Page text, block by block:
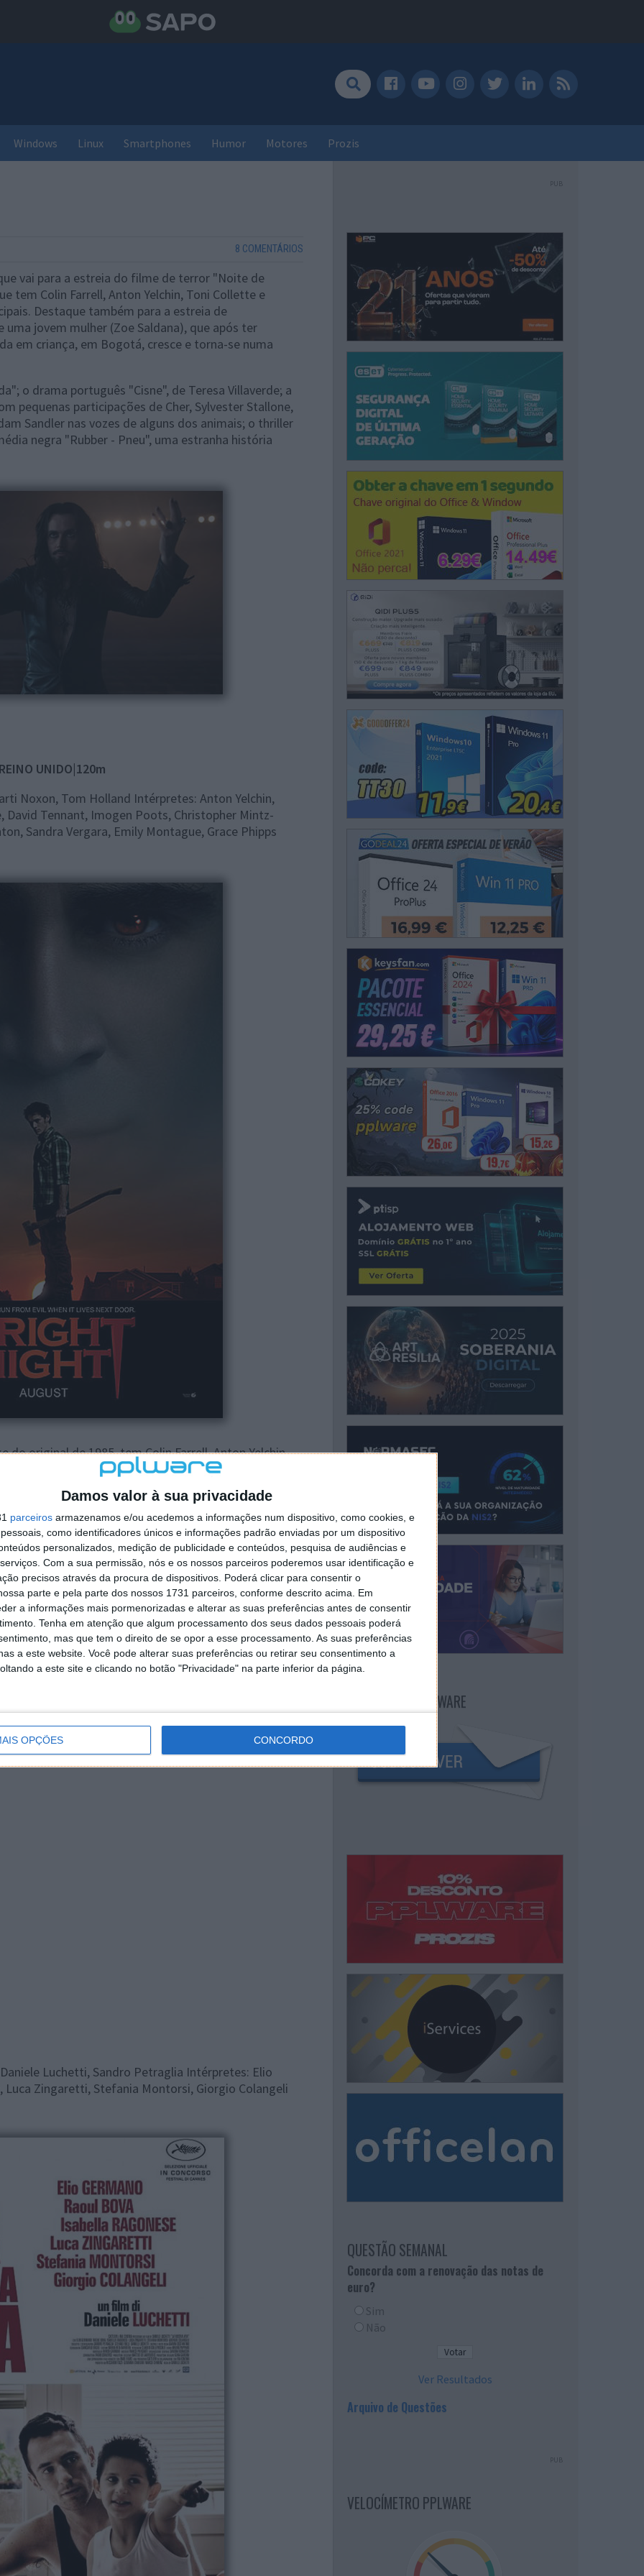
Damos valor à sua privacidade
parceiros armazenamos e/ou acedemos a informações num dispositivo, como cookies, e
como identificadores únicos e informações padrão enviadas por um dispositivo
personalizados, medição de publicidade e conteúdos, pesquisa de audiências e
Com a sua permissão, nós e os nossos parceiros poderemos usar identificação e
precisos através da procura de dispositivos. Poderá clicar para consentir o
parte e pela parte dos nossos 1731 parceiros, conforme descrito acima. Em
a informações mais pormenorizadas e alterar as suas preferências antes de consentir
Tenha em atenção que algum processamento dos seus dados pessoais poderá
mas que tem o direito de se opor a esse processamento. As suas preferências
a este website. Você pode alterar suas preferências ou retirar seu consentimento a
a este site e clicando no botão "Privacidade" na parte inferior da página.
OPÇÕES CONCORDO
Windows Linux Smartphones Humor Motores Prozis
8 COMENTÁRIOS
vai para a estreia do filme de terror "Noite de
tem Colin Farrell, Anton Yelchin, Toni Collette e
Destaque também para a estreia de
jovem mulher (Zoe Saldana), que após ter
em criança, em Bogotá, cresce e torna-se numa
o drama português "Cisne", de Teresa Villaverde; a
pequenas participações de Cher, Sylvester Stallone,
Sandler nas vozes de alguns dos animais; o thriller
negra "Rubber - Pneu", uma estranha história
UNIDO|120m
Noxon, Tom Holland Intérpretes: Anton Yelchin,
David Tennant, Imogen Poots, Christopher Mintz-
Sandra Vergara, Emily Montague, Grace Phipps
original de 1985, tem Colin Farrell, Anton Yelchin,
papéis principais, e conta-nos a história de Charley
que tem uma vida bastante tranquila até se
(Farrell), é um vampiro.
e tem finalmente tudo o que sempre desejou – um
bonita da escola como namorada. A sua popularidade
o seu melhor amigo Ed.
se muda para a casa do lado, os problemas
mas há nele algo de errado – algo que ninguém,
no bairro, Charley chega a uma conclusão
bairro.
Charley terá de arranjar uma maneira de se
Luchetti, Sandro Petraglia Intérpretes: Elio
Luca Zingaretti, Stefania Montorsi, Giorgio Colangeli
PUB
NEWSLETTER PPLWARE
QUESTÃO SEMANAL
Concorda com a renovação das notas de
euro?
Sim
Não
Ver Resultados
Arquivo de Questões
PUB
VELOCÍMETRO PPLWARE